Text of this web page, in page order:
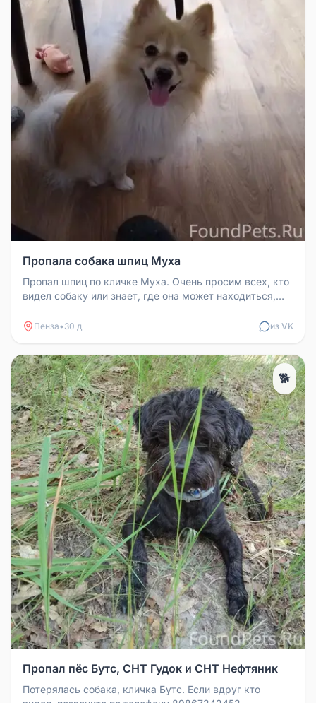
Пропала собака шпиц Муха
Пропал шпиц по кличке Муха. Очень просим всех, кто
видел собаку или знает, где она может находиться,
Пенза• 30 д из VK
🐕
Пропал пёс Бутс, СНТ Гудок и СНТ Нефтяник
Потерялась собака, кличка Бутс. Если вдруг кто